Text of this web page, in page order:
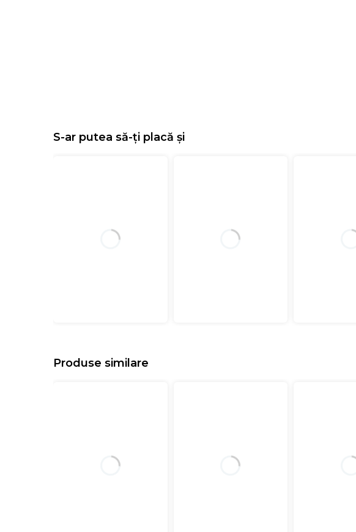
S-ar putea să-ți placă și
Produse similare